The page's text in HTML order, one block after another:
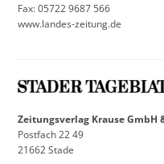
Fax: 05722 9687 566
www.landes-zeitung.de
Zeitungsverlag Krause GmbH
Postfach 22 49
21662 Stade